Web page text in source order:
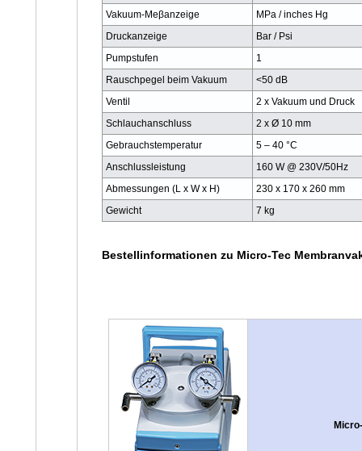
Vakuum-Meβanzeige
MPa / inches Hg
Druckanzeige
Bar / Psi
Pumpstufen
1
Rauschpegel beim Vakuum
<50 dB
Ventil
2 x Vakuum und Druck
Schlauchanschluss
2 x Ø 10 mm
Gebrauchstemperatur
5 – 40 °C
Anschlussleistung
160 W @ 230V/50Hz
Abmessungen (L x W x H)
230 x 170 x 260 mm
Gewicht
7 kg
Bestellinformationen zu Micro-Tec